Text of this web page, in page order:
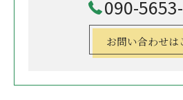
090-
お問い合わせは